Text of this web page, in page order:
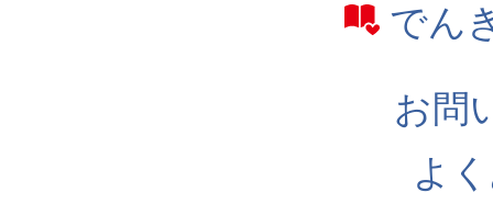
でん
お問
よ